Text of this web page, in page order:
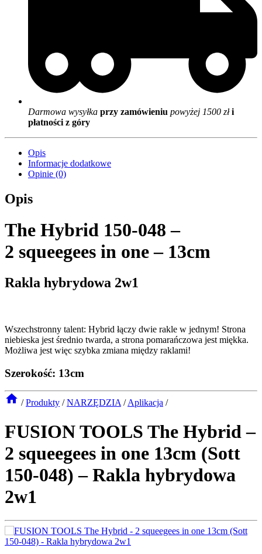
Darmowa wysyłka przy zamówieniu powyżej 1500 złi
płatności z góry
Opis
Informacje dodatkowe
Opinie (0)
Opis
The Hybrid 150-048 –
2 squeegees in one – 13cm
Rakla hybrydowa 2w1
Wszechstronny talent: Hybrid łączy dwie rakle w jednym! Strona
niebieska jest średnio twarda, a strona pomarańczowa jest miękka.
Możliwa jest więc szybka zmiana między raklami!
Szerokość: 13cm
/ Produkty / NARZĘDZIA /Aplikacja /
FUSION TOOLS The Hybrid –
2 squeegees in one 13cm (Sott
150-048) – Rakla hybrydowa
2w1